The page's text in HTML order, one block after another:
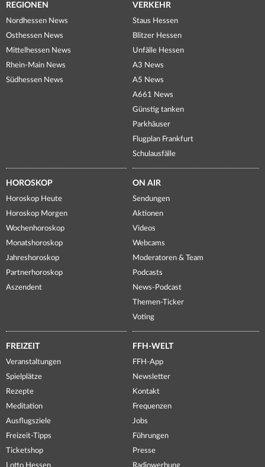
REGIONEN
Nordhessen News
Osthessen News
Mittelhessen News
Rhein-Main News
Südhessen News
VERKEHR
Staus Hessen
Blitzer Hessen
Unfälle Hessen
A3 News
A5 News
A661 News
Günstig tanken
Parkhäuser
Flugplan Frankfurt
Schulausfälle
HOROSKOP
Horoskop Heute
Horoskop Morgen
Wochenhoroskop
Monatshoroskop
Jahreshoroskop
Partnerhoroskop
Aszendent
ON AIR
Sendungen
Aktionen
Videos
Webcams
Moderatoren & Team
Podcasts
News-Podcast
Themen-Ticker
Voting
FREIZEIT
Veranstaltungen
Spielplätze
Rezepte
Meditation
Ausflugsziele
Freizeit-Tipps
Ticketshop
Lotto Hessen
FFH-WELT
FFH-App
Newsletter
Kontakt
Frequenzen
Jobs
Führungen
Presse
Radiowerbung